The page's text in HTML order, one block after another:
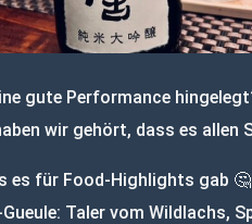
gute Performance
wir gehört, dass es allen
für Food-Highlights gab 🤔
Taler vom Wildlachs,